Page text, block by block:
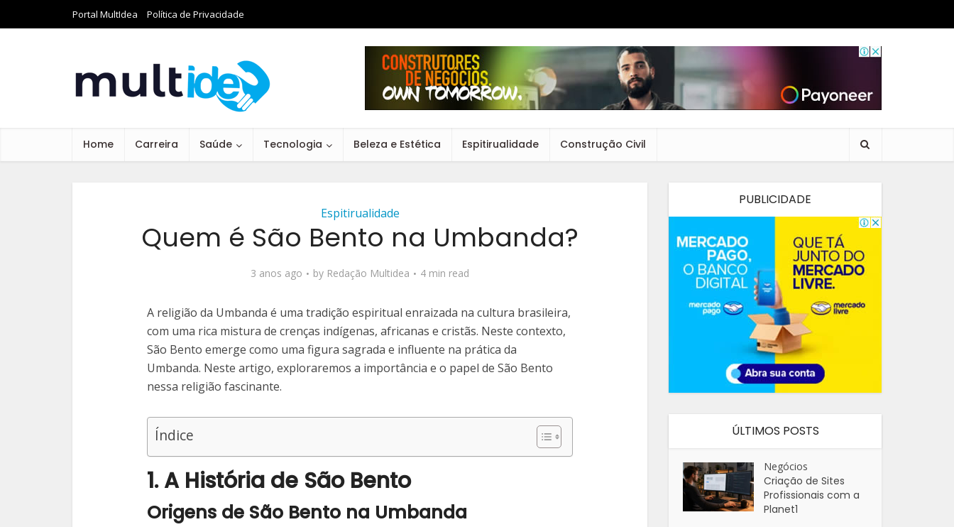
Portal MultIdea Política de Privacidade
Home Carreira Saúde Tecnologia Beleza e Estética Espitirualidade Construção Civil
Espitirualidade
Quem é São Bento na Umbanda?
3 anos ago by Redação Multidea 4 min read
A religião da Umbanda é uma tradição espiritual enraizada na cultura brasileira,
com uma rica mistura de crenças indígenas, africanas e cristãs. Neste contexto,
São Bento emerge como uma figura sagrada e influente na prática da
Umbanda. Neste artigo, exploraremos a importância e o papel de São Bento
nessa religião fascinante.
Índice
1. A História de São Bento
Origens de São Bento na Umbanda
PUBLICIDADE
ÚLTIMOS POSTS
Negócios
Criação de Sites
Profissionais com a
Planet1